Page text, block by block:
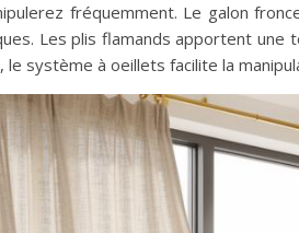
fréquemment. Le galon
Les plis flamands apportent
système à oeillets facilite la